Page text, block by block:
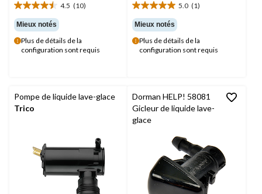
4.5 (10)
4.5
étoile(s)
sur
5.
10
Mieux notés
Plus de détails de la
configuration sont requis
5.0 (1)
5.0
étoile(s)
sur
5.
Mieux notés
Plus de détails de la
configuration sont requis
Pompe de liquide lave-glace
Trico
Dorman HELP! 58081
Gicleur de liquide lave-
glace